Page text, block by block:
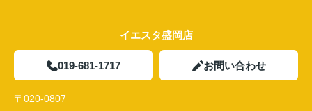
イエスタ盛岡店
019-681-1717 お問い合わせ
〒020-0807